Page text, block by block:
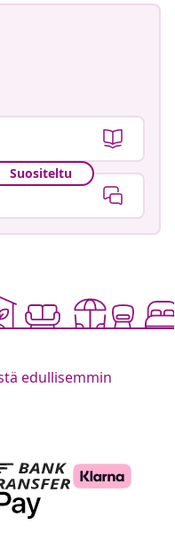
Suositeltu
edullisemmin